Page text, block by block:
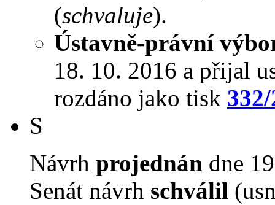
(schvaluje).
Ústavně-právní
18. 10. 2016 a přijal
rozdáno jako tisk
S
Návrh projednán dne
Senát návrh schválil